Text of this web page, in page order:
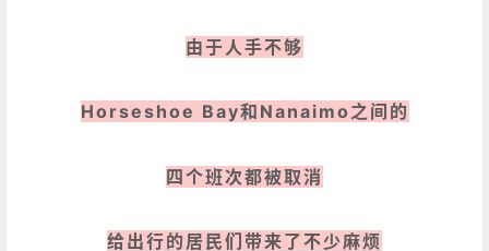
由于人手不够
Horseshoe Bay和Nanaimo之间的
四个班次都被取消
给出行的居民们带来了不少麻烦